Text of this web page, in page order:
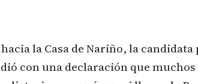
la Casa de Nariño, la
con una declaración que